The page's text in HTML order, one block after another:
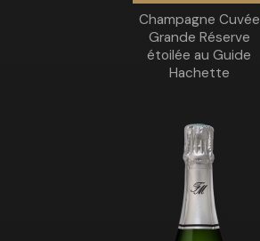
Champagne Cuvée
Grande Réserve
étoilée au Guide
Hachette